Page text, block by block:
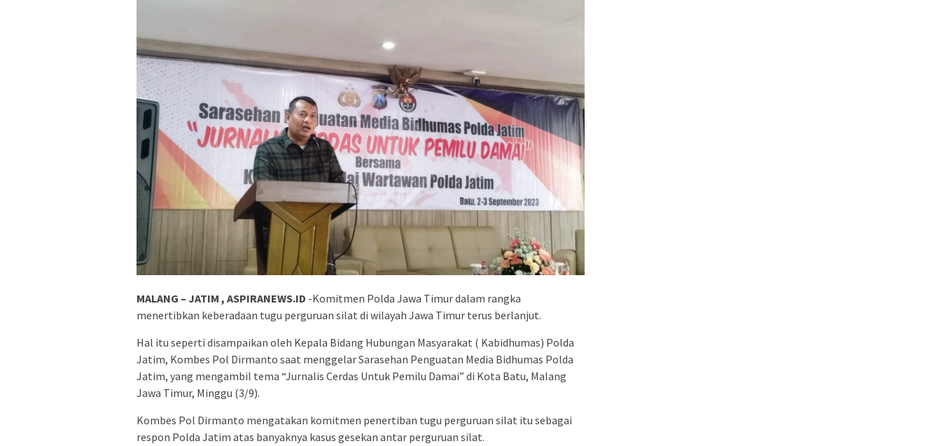
MALANG – JATIM , ASPIRANEWS.ID -Komitmen Polda Jawa Timur dalam rangka
menertibkan keberadaan tugu perguruan silat di wilayah Jawa Timur terus berlanjut.
Hal itu seperti disampaikan oleh Kepala Bidang Hubungan Masyarakat ( Kabidhumas) Polda
Jatim, Kombes Pol Dirmanto saat menggelar Sarasehan Penguatan Media Bidhumas Polda
Jatim, yang mengambil tema “Jurnalis Cerdas Untuk Pemilu Damai” di Kota Batu, Malang
Jawa Timur, Minggu (3/9).
Kombes Pol Dirmanto mengatakan komitmen penertiban tugu perguruan silat itu sebagai
respon Polda Jatim atas banyaknya kasus gesekan antar perguruan silat.